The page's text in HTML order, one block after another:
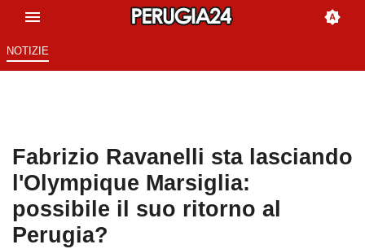
NOTIZIE
Fabrizio Ravanelli sta lasciando
l'Olympique Marsiglia:
possibile il suo ritorno al
Perugia?